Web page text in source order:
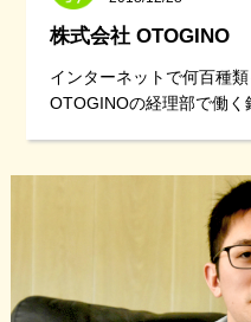
株式会社 OTOGINO
インターネットで何百種
OTOGINOの経理部で働く